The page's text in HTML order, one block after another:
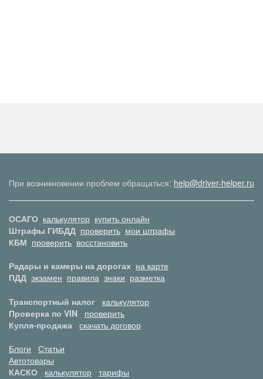
При возникновении проблем обращаться: help@driver-helper.ru
ОСАГО калькулятор купить онлайн
Штрафы ГИБДД проверить мои штрафы
КБМ проверить восстановить
Радары и камеры на дорогах на карте
ПДД экзамен правила знаки разметка
Транспортный налог
калькулятор
Проверка по VIN
проверить
Купля-продажа скачать договор
Блоги
Статьи
Автотовары
КАСКО
калькулятор тарифы